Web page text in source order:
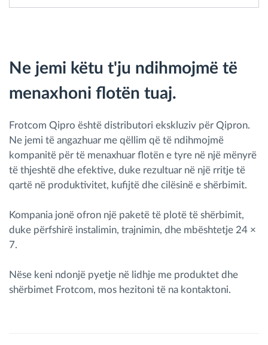
Si të zgjidhim çdo kërkëse të aktivitetit të flotës
Llogaritësi i Kursimeve
Ne jemi këtu t'ju ndihmojmë të
menaxhoni flotën tuaj.
Frotcom Qipro është distributori ekskluziv për Qipron.
Ne jemi të angazhuar me qëllim që të ndihmojmë
kompanitë për të menaxhuar flotën e tyre në një mënyrë
të thjeshtë dhe efektive, duke rezultuar në një rritje të
qartë në produktivitet, kufijtë dhe cilësinë e shërbimit.
Kompania jonë ofron një paketë të plotë të shërbimit,
duke përfshirë instalimin, trajnimin, dhe mbështetje 24 ×
7.
Nëse keni ndonjë pyetje në lidhje me produktet dhe
shërbimet Frotcom, mos hezitoni të na kontaktoni.